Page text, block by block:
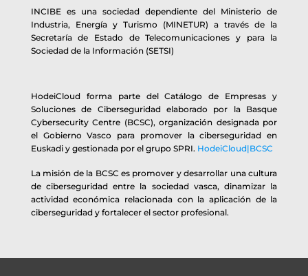
INCIBE es una sociedad dependiente del Ministerio de
Industria, Energía y Turismo (MINETUR) a través de la
Secretaría de Estado de Telecomunicaciones y para la
Sociedad de la Información (SETSI)
HodeiCloud forma parte del Catálogo de Empresas y
Soluciones de Ciberseguridad elaborado por la Basque
Cybersecurity Centre (BCSC), organización designada por
el Gobierno Vasco para promover la ciberseguridad en
Euskadi y gestionada por el grupo SPRI. HodeiCloud|BCSC
La misión de la BCSC es promover y desarrollar una cultura
de ciberseguridad entre la sociedad vasca, dinamizar la
actividad económica relacionada con la aplicación de la
ciberseguridad y fortalecer el sector profesional.